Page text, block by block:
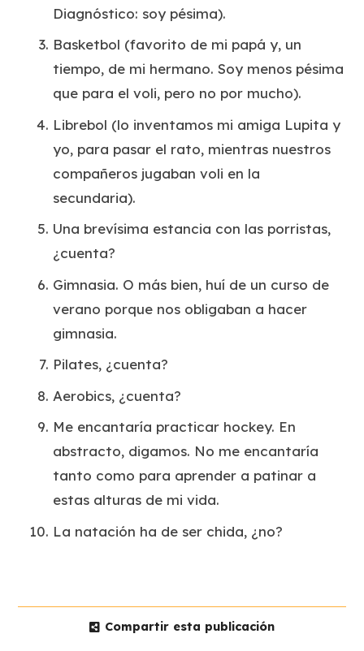
Diagnóstico: soy pésima).
Basketbol (favorito de mi papá y, un
tiempo, de mi hermano. Soy menos pésima
que para el voli, pero no por mucho).
Librebol (lo inventamos mi amiga Lupita y
yo, para pasar el rato, mientras nuestros
compañeros jugaban voli en la
secundaria).
Una brevísima estancia con las porristas,
¿cuenta?
Gimnasia. O más bien, huí de un curso de
verano porque nos obligaban a hacer
gimnasia.
Pilates, ¿cuenta?
Aerobics, ¿cuenta?
Me encantaría practicar hockey. En
abstracto, digamos. No me encantaría
tanto como para aprender a patinar a
estas alturas de mi vida.
La natación ha de ser chida, ¿no?
Compartir esta publicación